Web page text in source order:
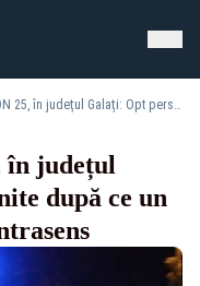
Accident grav pe DN 25, în județul Galați: Opt persoane rănite după ce un șofer băut a intrat pe contrasens
în județul
după ce un